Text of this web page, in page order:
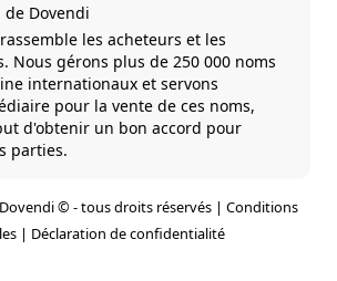
de Dovendi
les acheteurs et les
Nous gérons plus de 250 000 noms
internationaux et servons
pour la vente de ces noms,
d'obtenir un bon accord pour
parties.
© - tous droits réservés | Conditions
| Déclaration de confidentialité